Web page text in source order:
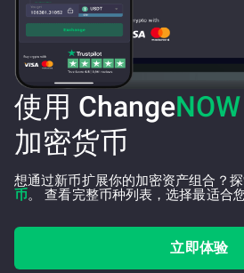
使用 ChangeNOW
加密货币
想通过新币扩展你的加密资产组合？
币。 查看完整币种列表，选择最适合
立即体验